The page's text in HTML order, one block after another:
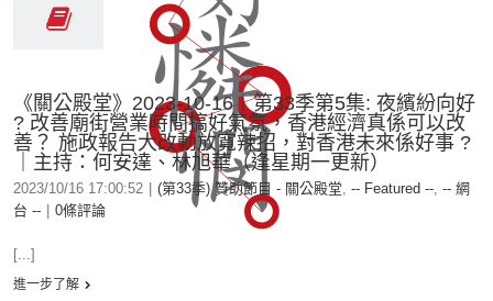
《關公殿堂》2023-10-16︱第33季第5集: 夜繽紛向好
? 改善廟街營業時間搞好氣氛，香港經濟真係可以改
善？ 施政報告大改動放寬辣招，對香港未來係好事 ?
｜主持：何安達、林旭華（逢星期一更新）
2023/10/16 17:00:52 (第33季) 贊助節目 - 關公殿堂, -- Featured --, -- 網
台 --
0條評論
[...]
進一步了解